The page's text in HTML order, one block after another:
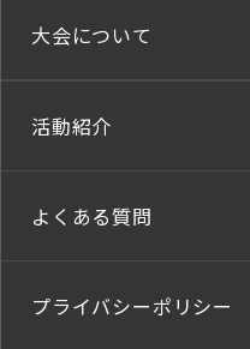
大会について
活動紹介
よくある質問
プライバシーポリシー